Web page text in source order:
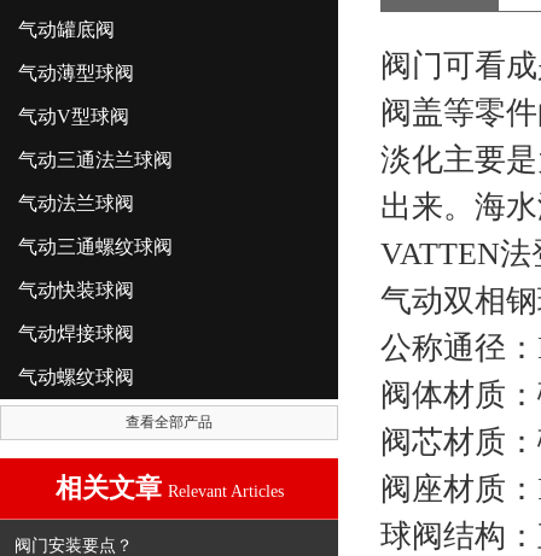
气动罐底阀
气动薄型球阀
气动V型球阀
气动三通法兰球阀
气动法兰球阀
气动三通螺纹球阀
气动快装球阀
气动焊接球阀
气动螺纹球阀
查看全部产品
相关文章 Relevant Articles
阀门安装要点？
阀门可看
阀盖等零
淡化主要
出来。海
VATTEN
气动双相
公称通径
阀体材质
阀芯材质
阀座材质：
球阀结构